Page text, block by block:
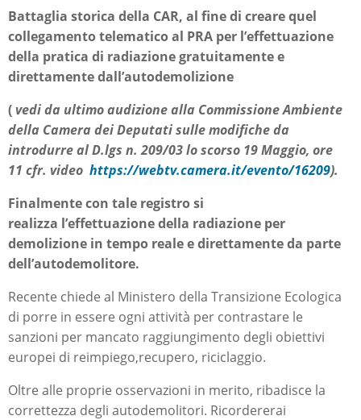
Battaglia storica della CAR, al fine di creare quel
collegamento telematico al PRA per l’effettuazione
della pratica di radiazione gratuitamente e
direttamente dall’autodemolizione
( vedi da ultimo audizione alla Commissione Ambiente
della Camera dei Deputati sulle modifiche da
introdurre al D.lgs n. 209/03 lo scorso 19 Maggio, ore
11 cfr. video https://webtv.camera.it/evento/16209).
Finalmente con tale registro si
realizza l’effettuazione della radiazione per
demolizione in tempo reale e direttamente da parte
dell’autodemolitore.
Recente chiede al Ministero della Transizione Ecologica
di porre in essere ogni attività per contrastare le
sanzioni per mancato raggiungimento degli obiettivi
europei di reimpiego,recupero, riciclaggio.
Oltre alle proprie osservazioni in merito, ribadisce la
correttezza degli autodemolitori. Ricordererai